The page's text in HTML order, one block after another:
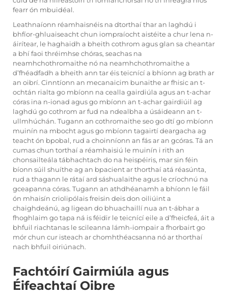
fearr ón mbuidéal.
Leathnaíonn réamhaisnéis na dtorthaí thar an laghdú i
bhfíor-ghluaiseacht chun iompraíocht aistéite a chur lena n-
áirítear, le haghaidh a bheith cothrom agus glan sa cheantar
a bhí faoi thréimhse chóras, seachas na
neamhchothromaithe nó na neamhchothromaithe a
d’fhéadfadh a bheith ann tar éis teicnící a bhíonn ag brath ar
an oibrí. Cinntíonn an mecanaicim bunaithe ar fhisic an t-
ochtán rialta go mbíonn na cealla gairdiúla agus an t-achar
córas ina n-ionad agus go mbíonn an t-achar gairdiúil ag
laghdú go cothrom ar fud na ndealbha a úsáideann an t-
ullmhúchán. Tugann an cothromaithe seo go dtí go mbíonn
muinín na mbocht agus go mbíonn tagairtí deargacha ag
teacht ón bpobal, rud a choinníonn an fás ar an gcóras. Tá an
cumas chun torthaí a réamhaisiú le muinín i rith an
chonsailteála tábhachtach do na heispéiris, mar sin féin
bíonn súil shuíthe ag an bpacient ar thorthaí atá réasúnta,
rud a thagann le rátaí ard sáshualaithe agus le críochnú na
gceapanna córas. Tugann an athdhéanamh a bhíonn le fáil
ón mhaisín criolipólais freisin deis don oiliúint a
chaighdeánú, ag ligean do bhuachaillí nua an t-ábhar a
fhoghlaim go tapa ná is féidir le teicnící eile a d’fheicfeá, áit a
bhfuil riachtanas le scileanna lámh-iompair a fhorbairt go
mór chun cur isteach ar chomhthéacsanna nó ar thorthaí
nach bhfuil oiriúnach.
Fachtóirí Gairmiúla agus
Éifeachtaí Oibre